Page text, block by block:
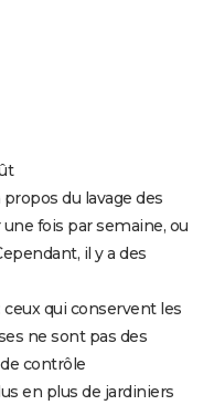
du lavage des
fois par semaine, ou
il y a des
qui conservent les
ne sont pas des
contrôle
en plus de jardiniers